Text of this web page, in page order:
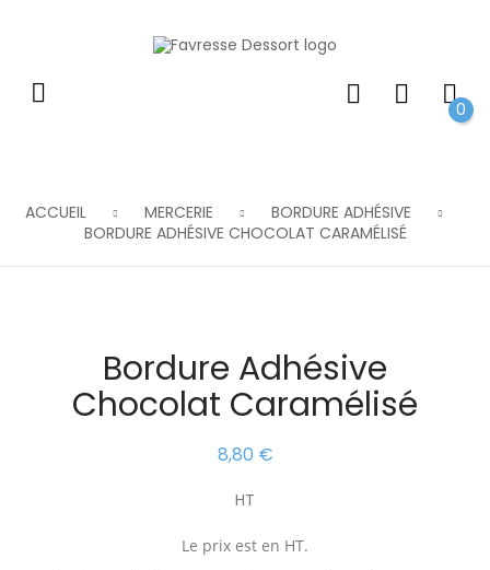
0
ACCUEIL MERCERIE
BORDURE ADHÉSIVE
BORDURE ADHÉSIVE CHOCOLAT CARAMÉLISÉ
Bordure Adhésive
Chocolat Caramélisé
8,80 €
HT
Le prix est en HT.